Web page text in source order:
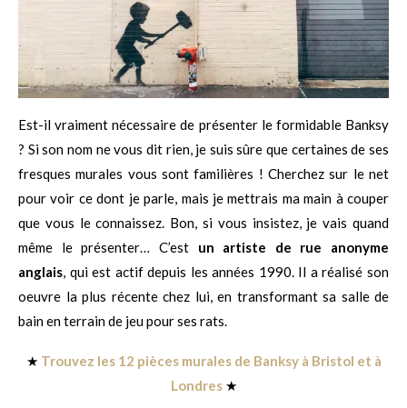
Est-il vraiment nécessaire de présenter le formidable Banksy
? Si son nom ne vous dit rien, je suis sûre que certaines de ses
fresques murales vous sont familières ! Cherchez sur le net
pour voir ce dont je parle, mais je mettrais ma main à couper
que vous le connaissez. Bon, si vous insistez, je vais quand
même le présenter… C’est un artiste de rue anonyme
anglais , qui est actif depuis les années 1990. Il a réalisé son
oeuvre la plus récente chez lui, en transformant sa salle de
bain en terrain de jeu pour ses rats.
★ Trouvez les 12 pièces murales de Banksy à Bristol et à
Londres★